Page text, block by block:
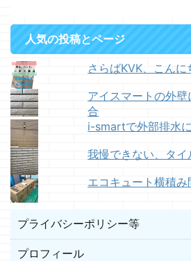
人気の投稿とページ
さらばKVK、こんに
アイスマートの外
合
i-smartで外部排水
我慢できない、タイ
エコキュート横積み
プライバシーポリシー等
プロフィール